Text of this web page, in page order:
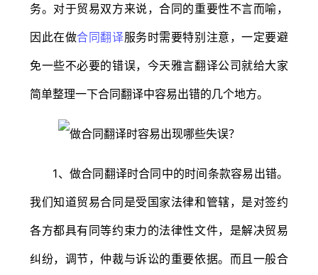
务。对于贸易双方来说，合同的重要性不言而喻，
因此在做合同翻译服务时需要特别注意，一定要避
免一些不必要的错误，今天雅言翻译公司就给大家
简单整理一下合同翻译中容易出错的几个地方。
1、做合同翻译时合同中的时间条款容易出错。
我们知道贸易合同是受国家法律和管辖，是对签约
各方都具有同等约束力的法律性文件，是解决贸易
纠纷，调节，仲裁与诉讼的重要依据。而且一般合